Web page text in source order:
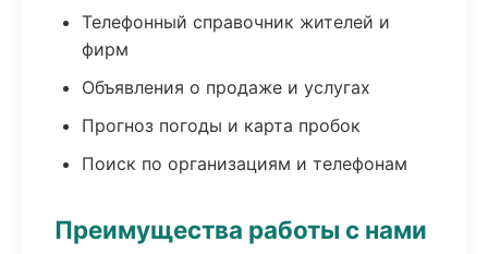
Телефонный справочник жителей и
фирм
Объявления о продаже и услугах
Прогноз погоды и карта пробок
Поиск по организациям и телефонам
Преимущества работы с нами